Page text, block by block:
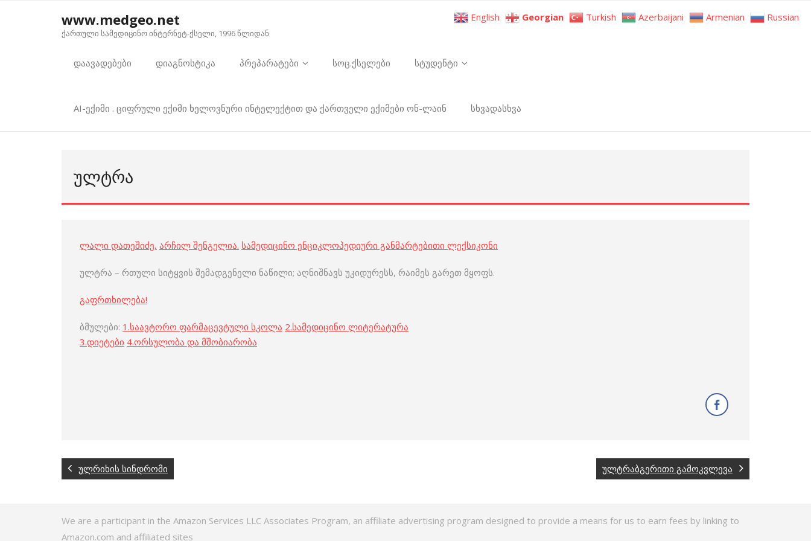
www.medgeo.net
ქართული სამედიცინო ინტერნეტ-ქსელი, 1996 წლიდან
დაავადებები დიაგნოსტიკა პრეპარატები სოც.ქსელები სტუდენტი
AI-ექიმი . ციფრული ექიმი ხელოვნური ინტელექტით და ქართველი ექიმები ონ-ლაინ სხვადასხვა
ᲣᲚᲢᲠᲐ
ლალი დათეშიძე, არჩილ შენგელია. სამედიცინო ენციკლოპედიური განმარტებითი ლექსიკონი
ულტრა – რთული სიტყვის შემადგენელი ნაწილი; აღნიშნავს უკიდურესს, რაიმეს გარეთ მყოფს.
გაფრთხილება!
ბმულები: 1.საავტორო ფარმაცევტული სკოლა 2.სამედიცინო ლიტერატურა
3.დიეტები 4.ორსულობა და მშობიარობა
ულრიხის სინდრომი ულტრაბგერითი გამოკვლევა
We are a participant in the Amazon Services LLC Associates Program, an affiliate advertising program designed to provide a means for us to earn fees by linking to
Amazon.com and affiliated sites
English Georgian Turkish Azerbaijani Armenian Russian